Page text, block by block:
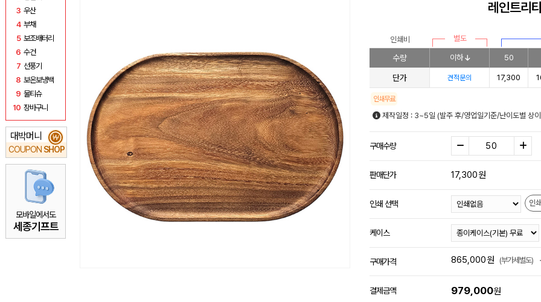
3 우산
4 부채
5 보조배터리
6 수건
7 선풍기
8 보온보냉백
9 물티슈
10 장바구니
대박머니
COUPON SHOP
₩
모바일에서도
세종기프트
레인트리
인쇄비 별도
수량 이하 50
단가 견적문의 17,300
인쇄무료
제작일정 : 3~5일 (발주 후/영업일기준/난이도별 상
구매수량
판매단가 17,300원
인쇄 선택 인
케이스
구매가격 865,000원 (부가세별도)
결제금액 979,000원